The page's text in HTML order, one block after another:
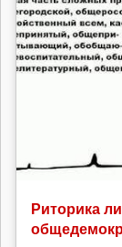
Риторика